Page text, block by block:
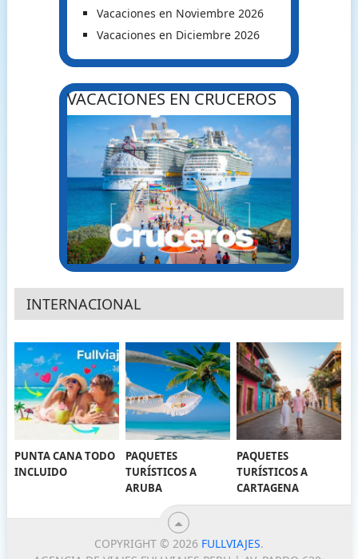
Vacaciones en Noviembre 2026
Vacaciones en Diciembre 2026
VACACIONES EN CRUCEROS
INTERNACIONAL
PUNTA CANA TODO
INCLUIDO
PAQUETES
TURÍSTICOS A
ARUBA
PAQUETES
TURÍSTICOS A
CARTAGENA
COPYRIGHT © 2026 FULLVIAJES.